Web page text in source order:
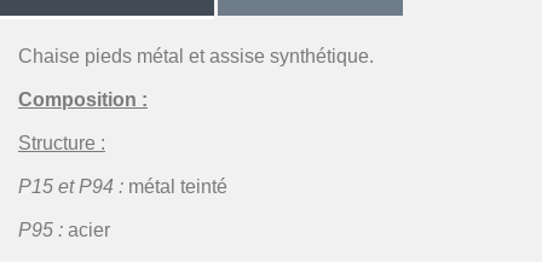
Chaise pieds métal et assise synthétique.
Composition :
Structure :
P15 et P94 : métal teinté
P95 : acier